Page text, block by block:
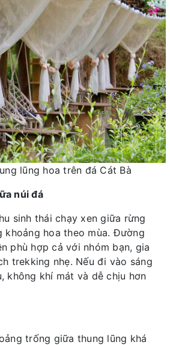
lũng hoa trên đá Cát Bà
núi đá
sinh thái chạy xen giữa rừng
khoảng hoa theo mùa. Đường
phù hợp cả với nhóm bạn, gia
trekking nhẹ. Nếu đi vào sáng
không khí mát và dễ chịu hơn
trống giữa thung lũng khá